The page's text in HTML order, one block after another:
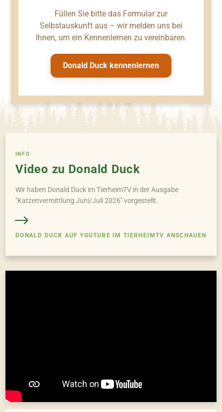
Füllen Sie bitte das Formular zur
Selbstauskunft aus – wir melden uns bei
Ihnen, um ein Kennenlernen zu vereinbaren.
Donald Duck kennenlernen
INFO
Video zu Donald Duck
Wir haben Donald Duck im TierheimTV in der Ausgabe
"Katzenvermittlung Juni/Juli 2026" vorgestellt.
DONALD DUCK AUF YOUTUBE IM TIERHEIMTV ANSCHAUEN